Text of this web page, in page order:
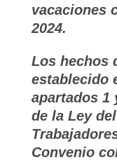
vacaciones
2024.
Los hechos
establecido
apartados 1
de la Ley
Convenio